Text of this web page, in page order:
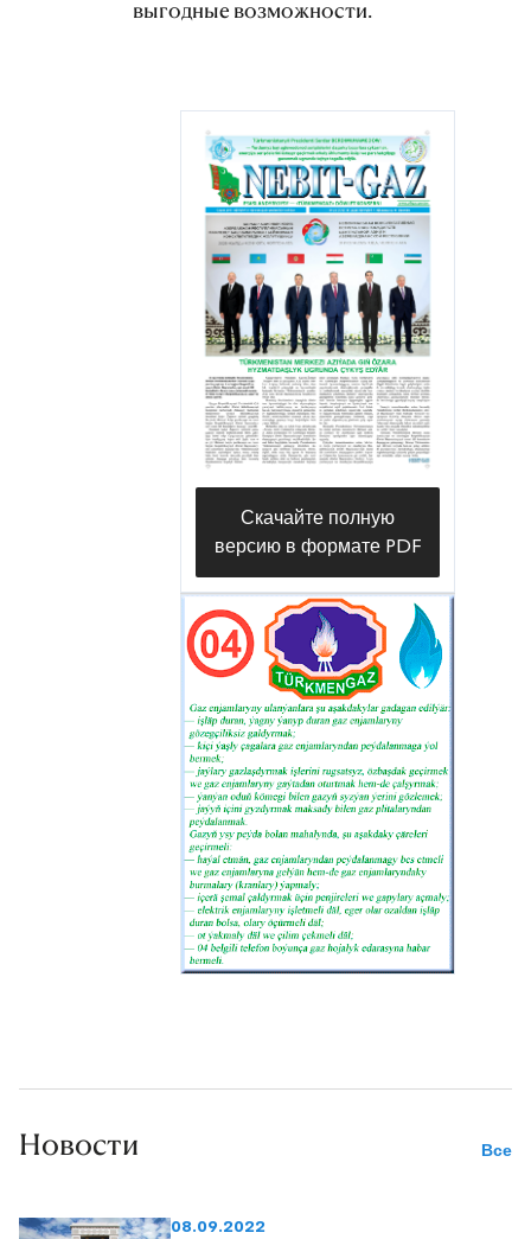
выгодные возможности.
Скачайте полную
версию в формате PDF
Новости Все
08.09.2022